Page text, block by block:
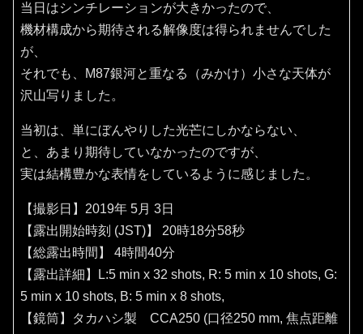
当日はシンチレーションが大きかったので、
機材構成から期待される解像度は得られませんでした
が、
それでも、M87銀河と重なる（みかけ）小さな天体が
沢山写りました。
当初は、単にぼんやりした光芒にしかならない、
と、あまり期待していなかったのですが、
実は結構豊かな表情をしているように感じました。
【撮影日】2019年 5月 3日
【露出開始時刻 (JST)】 20時18分58秒
【総露出時間】 4時間40分
【露出詳細】L:5 min x 32 shots, R: 5 min x 10 shots, G:
5 min x 10 shots, B: 5 min x 8 shots,
【鏡筒】タカハシ製 CCA250 (口径250 mm, 焦点距離